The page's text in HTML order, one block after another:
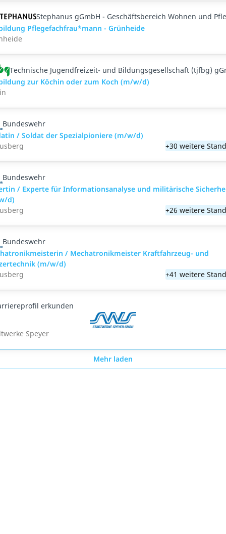
Stephanus gGmbH - Geschäftsbereich Wohnen und
Pflegefachfrau*mann - Grünheide
Technische Jugendfreizeit- und Bildungsgesellschaft (tjfbg)
zur Köchin oder zum Koch (m/w/d)
Bundeswehr
/ Soldat der Spezialpioniere (m/w/d)
+30 weitere
Bundeswehr
/ Experte für Informationsanalyse und militärische
d)
+26 weitere
Bundeswehr
/ Mechatronikmeister Kraftfahrzeug- und
(m/w/d)
+41 weitere
erkunden
Speyer
Mehr laden